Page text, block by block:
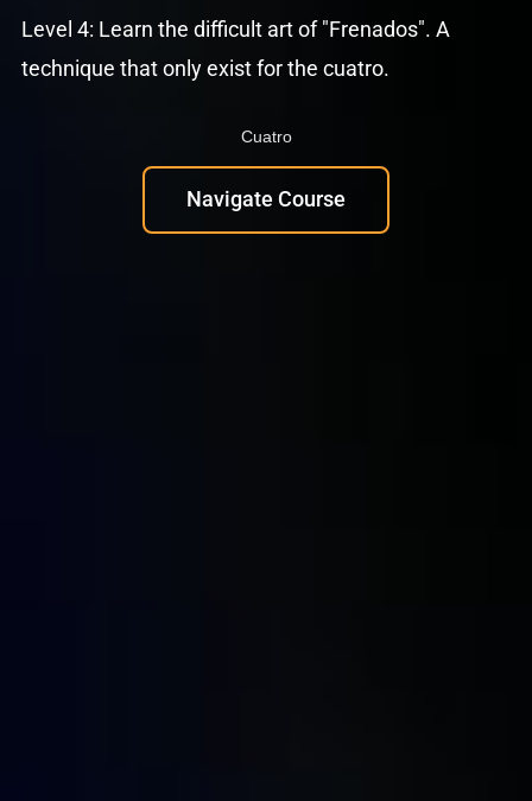
Level 4: Learn the difficult art of "Frenados". A
technique that only exist for the cuatro.
Cuatro
Navigate Course